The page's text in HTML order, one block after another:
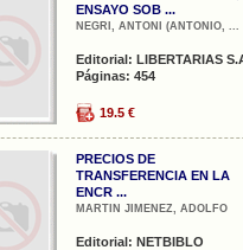
ENSAYO SOB ...
NEGRI, ANTONI (ANTONIO, ...
Editorial: LIBERTARIAS
Páginas: 454
19.5 €
PRECIOS DE
TRANSFERENCIA EN LA
ENCR ...
MARTIN JIMENEZ, ADOLFO
Editorial: NETBIBLO